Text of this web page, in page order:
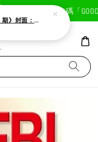
首次註冊輸入折扣碼「
《大誌雜誌 4月號 第 193 期》封面：Solar 頌樂